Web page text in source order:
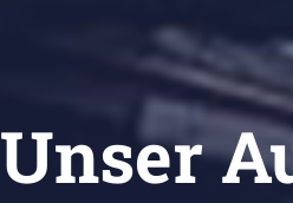
Unser